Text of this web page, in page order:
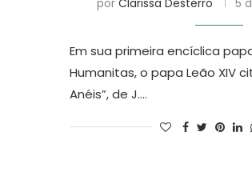
Em sua primeira encíclica
Humanitas, o papa Leão XIV
Anéis”, de J.…